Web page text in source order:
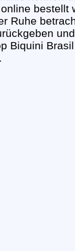
bestellt
Ruhe
Biquini